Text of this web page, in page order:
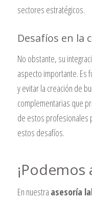
sectores estratégicos.
Desafíos en la
No obstante, su
aspecto importante. Es
y evitar la creación de
complementarias que
de estos profesionales
estos desafíos.
En nuestra asesoría